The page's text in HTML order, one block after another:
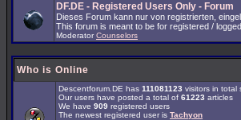
DF.DE - Registered Users Only - Forum
Dieses Forum kann nur von registrierten,
This forum is meant to be for registered /
Moderator Counselors
Who is Online
Descentforum.DE has 111081123 visitors in total
Our users have posted a total of 61223 articles
We have 909 registered users
The newest registered user is Tachyon